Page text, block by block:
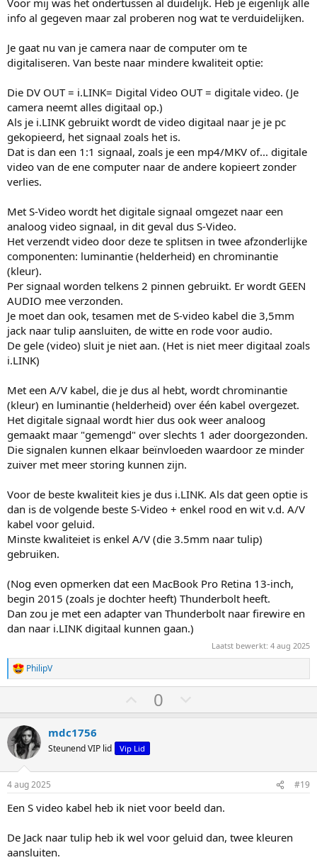
o
o
g
a
a
g
Voor mij was het ondertussen al duidelijk. Heb je eigenlijk alle
info al gegeven maar zal proberen nog wat te verduidelijken.
Je gaat nu van je camera naar de computer om te
digitaliseren. Van beste naar mindere kwaliteit optie:
Die DV OUT = i.LINK= Digital Video OUT = digitale video. (Je
camera neemt alles digitaal op.)
Als je i.LINK gebruikt wordt de video digitaal naar je je pc
gekopieerd, het signaal zoals het is.
Dat is dan een 1:1 signaal, zoals je een mp4/MKV of... digitale
video van de ene computer naar de andere kopieert zonder
verlies.
Met S-Video wordt het digitale signaal omgezet naar een
analoog video signaal, in dit geval dus S-Video.
Het verzendt video door deze te splitsen in twee afzonderlijke
componenten: luminantie (helderheid) en chrominantie
(kleur).
Per signaal worden telkens 2 pinnen gebruikt. Er wordt GEEN
AUDIO mee verzonden.
Je moet dan ook, tesamen met de S-video kabel die 3,5mm
jack naar tulip aansluiten, de witte en rode voor audio.
De gele (video) sluit je niet aan. (Het is niet meer digitaal zoals
i.LINK)
Met een A/V kabel, die je dus al hebt, wordt chrominantie
(kleur) en luminantie (helderheid) over één kabel overgezet.
Het digitale signaal wordt hier dus ook weer analoog
gemaakt maar "gemengd" over slechts 1 ader doorgezonden.
Die signalen kunnen elkaar beïnvloeden waardoor ze minder
zuiver met meer storing kunnen zijn.
Voor de beste kwaliteit kies je dus i.LINK. Als dat geen optie is
dan is de volgende beste S-Video + enkel rood en wit v.d. A/V
kabel voor geluid.
Minste kwaliteiet is enkel A/V (die 3.5mm naar tulip)
gebruiken.
(Nog even opmerken dat een MacBook Pro Retina 13-inch,
begin 2015 (zoals je dochter heeft) Thunderbolt heeft.
Dan zou je met een adapter van Thunderbolt naar firewire en
dan naar i.LINK digitaal kunnen gaan.)
Laatst bewerkt: 4 aug 2025
W
a
e
r
i
g
e
n
:
PhilipV
t
m
o
h
o
o
0
t
o
l
a
a
mdc1756
Steunend VIP lid Vip Lid
4 aug 2025 #19
Een S video kabel heb ik niet voor beeld dan.
De Jack naar tulip heb ik wel voor geluid dan, twee kleuren
aansluiten.